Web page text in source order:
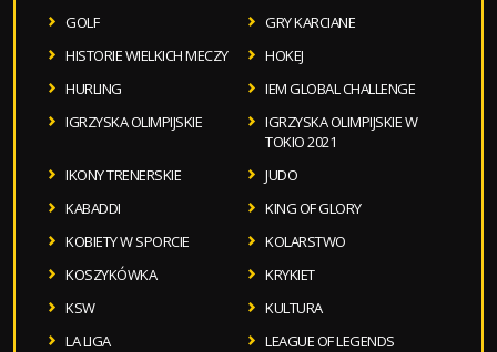
GOLF
GRY KARCIANE
HISTORIE WIELKICH MECZY
HOKEJ
HURLING
IEM GLOBAL CHALLENGE
IGRZYSKA OLIMPIJSKIE
IGRZYSKA OLIMPIJSKIE W
TOKIO 2021
IKONY TRENERSKIE
JUDO
KABADDI
KING OF GLORY
KOBIETY W SPORCIE
KOLARSTWO
KOSZYKÓWKA
KRYKIET
KSW
KULTURA
LA LIGA
LEAGUE OF LEGENDS